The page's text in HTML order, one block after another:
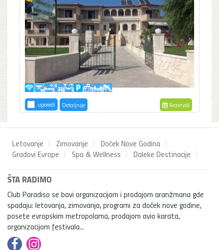
uporedi Detaljnije Rezerviši
Letovanje Zimovanje
Doček Nove Godina
Gradovi Evrope
Spa & Wellness Daleke Destinacije
ŠTA RADIMO
Club Paradiso se bavi organizacijom i prodajom aranžmana gde
spadaju: letovanja, zimovanja, programi za doček nove godine,
posete evropskim metropolama, prodajom avio karata,
organizacijom festivala...